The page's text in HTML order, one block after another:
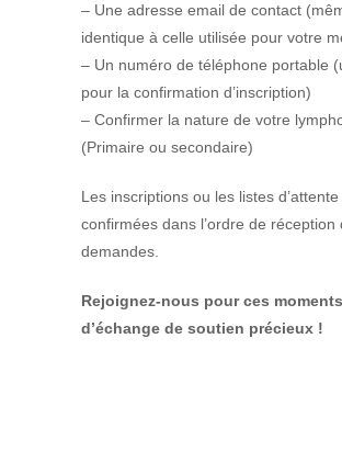
– Une adresse email de contact
identique à celle utilisée pour votre
– Un numéro de téléphone portable
pour la confirmation d’inscription)
– Confirmer la nature de votre
(Primaire ou secondaire)
Les inscriptions ou les listes
confirmées dans l’ordre de réception
demandes.
Rejoignez-nous pour ces moments
d’échange de soutien précieux !